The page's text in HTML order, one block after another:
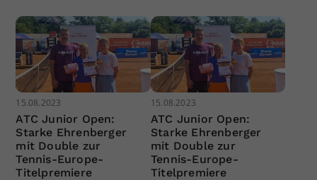
15.08.2023
ATC Junior Open:
Starke Ehrenberger
mit Double zur
Tennis-Europe-
Titelpremiere
15.08.2023
ATC Junior Open:
Starke Ehrenberger
mit Double zur
Tennis-Europe-
Titelpremiere